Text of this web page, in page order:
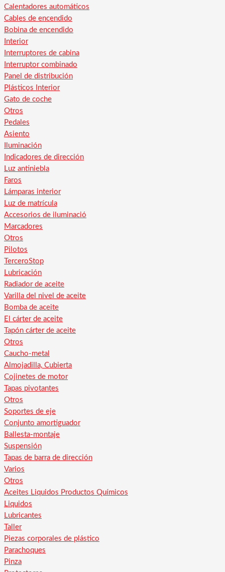
Calentadores automáticos
Cables de encendido
Bobina de encendido
Interior
Interruptores de cabina
Interruptor combinado
Panel de distribución
Plásticos Interior
Gato de coche
Otros
Pedales
Asiento
Iluminación
Indicadores de dirección
Luz antiniebla
Faros
Lámparas interior
Luz de matrícula
Accesorios de iluminació
Marcadores
Otros
Pilotos
TerceroStop
Lubricación
Radiador de aceite
Varilla del nivel de aceite
Bomba de aceite
El cárter de aceite
Tapón cárter de aceite
Otros
Caucho-metal
Almojadilla, Cubierta
Cojinetes de motor
Tapas pivotantes
Otros
Soportes de eje
Conjunto amortiguador
Ballesta-montaje
Suspensión
Tapas de barra de dirección
Varios
Otros
Aceites Liquidos Productos Químicos
Liquidos
Lubricantes
Taller
Piezas corporales de plástico
Parachoques
Pinza